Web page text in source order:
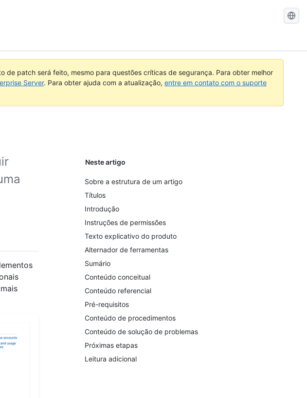
Pesquisar
de patch será feito, mesmo para questões críticas de segurança. Para obter melhor
Server. Para obter ajuda com a atualização, entre em contato com o suporte
Neste artigo
Sobre a estrutura de um artigo
Títulos
Introdução
Instruções de permissões
Texto explicativo do produto
Alternador de ferramentas
Sumário
Conteúdo conceitual
Conteúdo referencial
Pré-requisitos
Conteúdo de procedimentos
Conteúdo de solução de problemas
Próximas etapas
Leitura adicional